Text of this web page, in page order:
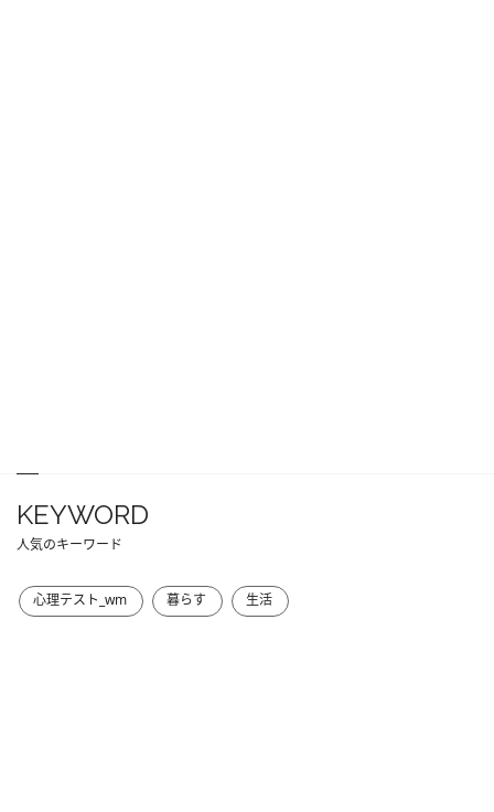
KEYWORD
人気のキーワード
心理テスト_wm 暮らす 生活